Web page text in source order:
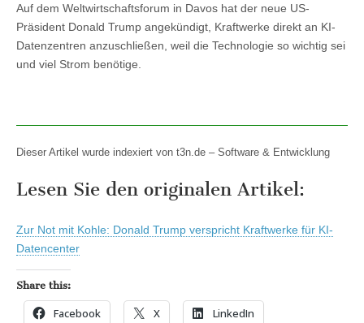
Auf dem Weltwirtschaftsforum in Davos hat der neue US-
Präsident Donald Trump angekündigt, Kraftwerke direkt an KI-
Datenzentren anzuschließen, weil die Technologie so wichtig sei
und viel Strom benötige.
Dieser Artikel wurde indexiert von t3n.de – Software & Entwicklung
Lesen Sie den originalen Artikel:
Zur Not mit Kohle: Donald Trump verspricht Kraftwerke für KI-
Datencenter
Share this:
Facebook X LinkedIn